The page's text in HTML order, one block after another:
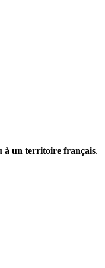
à un territoire français.